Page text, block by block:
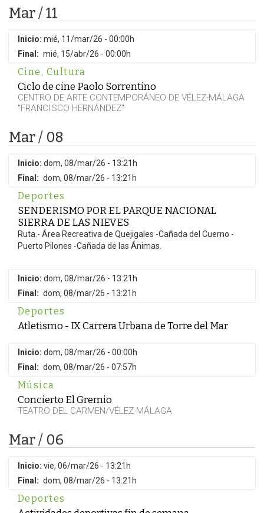
Mar / 11
Inicio: mié, 11/mar/26 - 00:00h
Final: mié, 15/abr/26 - 00:00h
Cine, Cultura
Ciclo de cine Paolo Sorrentino
CENTRO DE ARTE CONTEMPORÁNEO DE VÉLEZ-MÁLAGA
"FRANCISCO HERNÁNDEZ"
Mar / 08
Inicio: dom, 08/mar/26 - 13:21h
Final: dom, 08/mar/26 - 13:21h
Deportes
SENDERISMO POR EL PARQUE NACIONAL
SIERRA DE LAS NIEVES
Ruta.- Área Recreativa de Quejigales -Cañada del Cuerno -
Puerto Pilones -Cañada de las Ánimas.
Inicio: dom, 08/mar/26 - 13:21h
Final: dom, 08/mar/26 - 13:21h
Deportes
Atletismo - IX Carrera Urbana de Torre del Mar
Inicio: dom, 08/mar/26 - 00:00h
Final: dom, 08/mar/26 - 07:57h
Música
Concierto El Gremio
TEATRO DEL CARMEN/VÉLEZ-MÁLAGA
Mar / 06
Inicio: vie, 06/mar/26 - 13:21h
Final: dom, 08/mar/26 - 13:21h
Deportes